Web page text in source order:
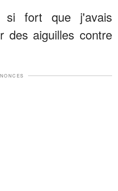
si fort que j'avais
des aiguilles contre